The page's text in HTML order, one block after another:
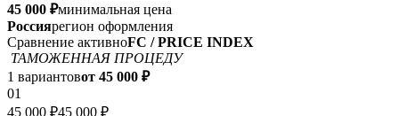
45 000 ₽минимальная цена
Россиярегион оформления
Сравнение активноFC / PRICE INDEX
ТАМОЖЕННАЯ ПРОЦЕДУ
1 вариантовот 45 000 ₽
01
45 000 ₽45 000 ₽